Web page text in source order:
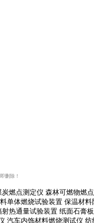
删除！
燃点测定仪 森林可燃物
单体燃烧试验装置 保温材
热通量试验装置 纸面石膏
汽车内饰材料燃烧测试仪